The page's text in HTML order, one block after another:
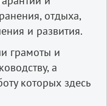
отдыха,
и развития.
грамоты и
а
которых здесь